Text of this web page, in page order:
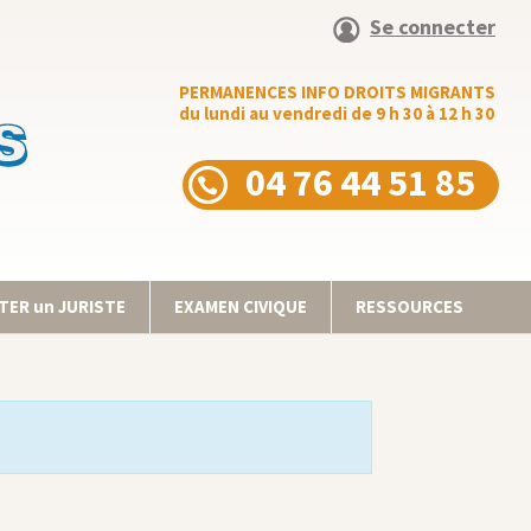
Se connecter
PERMANENCES INFO DROITS MIGRANTS
du lundi au vendredi de 9 h 30 à 12 h 30
04 76 44 51 85
un JURISTE EXAMEN CIVIQUE RESSOURCES